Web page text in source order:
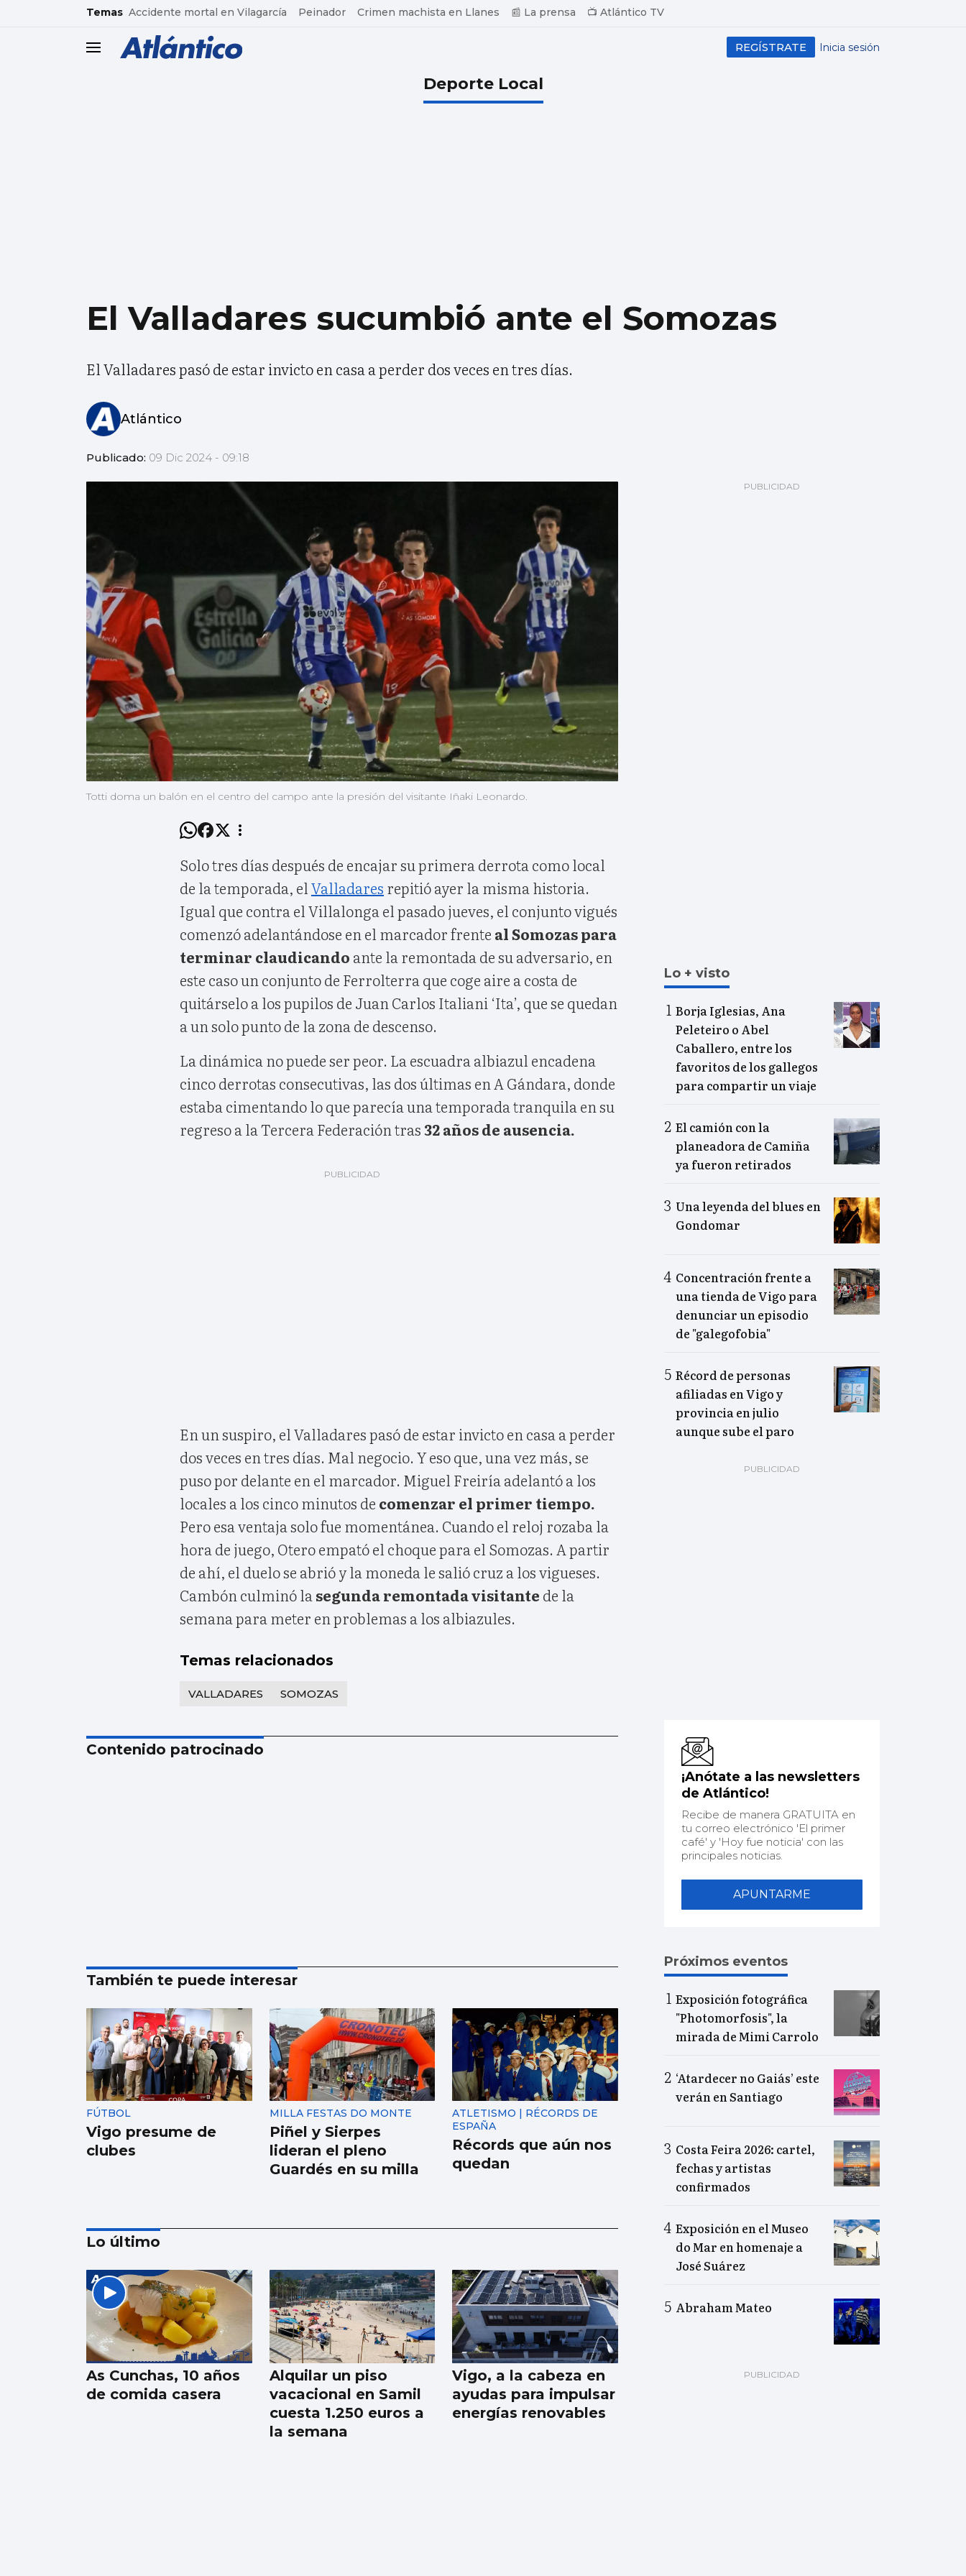
common.go-to-content
Temas Accidente mortal en Vilagarcía Peinador Crimen machista en Llanes 📰 La prensa 📺 Atlántico TV
header.menu.open Inicia sesión
REGÍSTRATE
Deporte Local
El Valladares sucumbió ante el Somozas
El Valladares pasó de estar invicto en casa a perder dos veces en tres días.
Atlántico
Publicado: 09 Dic 2024 - 09:18
Totti doma un balón en el centro del campo ante la presión del visitante Iñaki Leonardo.
Solo tres días después de encajar su primera derrota como local
de la temporada, el Valladares repitió ayer la misma historia.
Igual que contra el Villalonga el pasado jueves, el conjunto vigués
comenzó adelantándose en el marcador frente al Somozas para
terminar claudicando ante la remontada de su adversario, en
este caso un conjunto de Ferrolterra que coge aire a costa de
quitárselo a los pupilos de Juan Carlos Italiani ‘Ita’, que se quedan
a un solo punto de la zona de descenso.
La dinámica no puede ser peor. La escuadra albiazul encadena
cinco derrotas consecutivas, las dos últimas en A Gándara, donde
estaba cimentando lo que parecía una temporada tranquila en su
regreso a la Tercera Federación tras32 años de ausencia.
En un suspiro, el Valladares pasó de estar invicto en casa a perder
dos veces en tres días. Mal negocio. Y eso que, una vez más, se
puso por delante en el marcador. Miguel Freiría adelantó a los
locales a los cinco minutos de comenzar el primer tiempo.
Pero esa ventaja solo fue momentánea. Cuando el reloj rozaba la
hora de juego, Otero empató el choque para el Somozas. A partir
de ahí, el duelo se abrió y la moneda le salió cruz a los vigueses.
Cambón culminó la segunda remontada visitante de la
semana para meter en problemas a los albiazules.
Temas relacionados
VALLADARES SOMOZAS
Contenido patrocinado
También te puede interesar
FÚTBOL
Vigo presume de
clubes
MILLA FESTAS DO MONTE
Piñel y Sierpes
lideran el pleno
Guardés en su milla
ATLETISMO | RÉCORDS DE
ESPAÑA
Récords que aún nos
quedan
VOLEY PLAYA
Samil recibe la
última fecha del
Circuito 3x3 de
Verandeportivo
Lo último
As Cunchas, 10 años
de comida casera
Alquilar un piso
vacacional en Samil
cuesta 1.250 euros a
la semana
Vigo, a la cabeza en
ayudas para impulsar
energías renovables
Lo + visto
Borja Iglesias, Ana
Peleteiro o Abel
Caballero, entre los
favoritos de los gallegos
para compartir un viaje
El camión con la
planeadora de Camiña
ya fueron retirados
Una leyenda del blues en
Gondomar
Concentración frente a
una tienda de Vigo para
denunciar un episodio
de "galegofobia"
Récord de personas
afiliadas en Vigo y
provincia en julio
aunque sube el paro
¡Anótate a las newsletters
de Atlántico!
Recibe de manera GRATUITA en
tu correo electrónico 'El primer
café' y 'Hoy fue noticia' con las
principales noticias.
APUNTARME
Próximos eventos
Exposición fotográfica
"Photomorfosis", la
mirada de Mimi Carrolo
‘Atardecer no Gaiás’ este
verán en Santiago
Costa Feira 2026: cartel,
fechas y artistas
confirmados
Exposición en el Museo
do Mar en homenaje a
José Suárez
Abraham Mateo